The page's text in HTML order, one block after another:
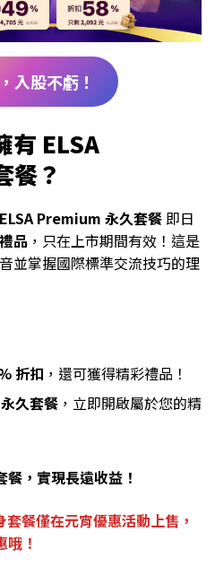
入股不虧！
有 ELSA
？
ELSA Premium 永久套餐 即日
品 ，只在上市期間有效！這是
並掌握國際標準交流技巧的理
折扣 ，還可獲得精彩禮品！
久套餐 ，立即開啟屬於您的精
，實現長遠收益！
餐僅在元宵優惠活動上售，
！